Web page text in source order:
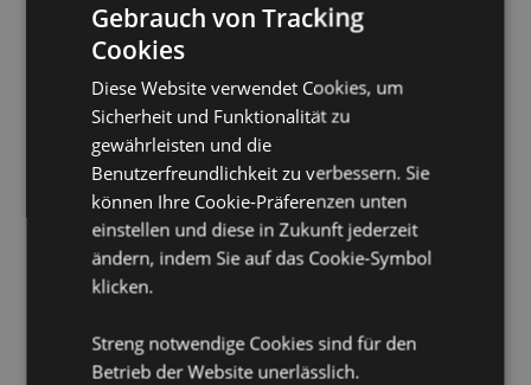
Produktbeschreibung
Lucky of the Irish Irland Kobold Komprimiertes
Reisehandtuch Waschlappen
Material:60% Polyester und 40% Baumwolle
Produktinformation:Wasch- und Pflegehinweise auf
Geeignet für Bleichmittel:Nein
Geeignet für den Trockner:
Pflegehinweis: Maschinenwäsche bis 30°C
Gebrauch von Tracking
Cookies
Diese Website verwendet Cookies, um
Sicherheit und Funktionalität zu
gewährleisten und die
Benutzerfreundlichkeit zu verbessern. Sie
können Ihre Cookie-Präferenzen unten
einstellen und diese in Zukunft jederzeit
ändern, indem Sie auf das Cookie-Symbol
klicken.
Streng notwendige Cookies sind für den
Betrieb der Website unerlässlich.